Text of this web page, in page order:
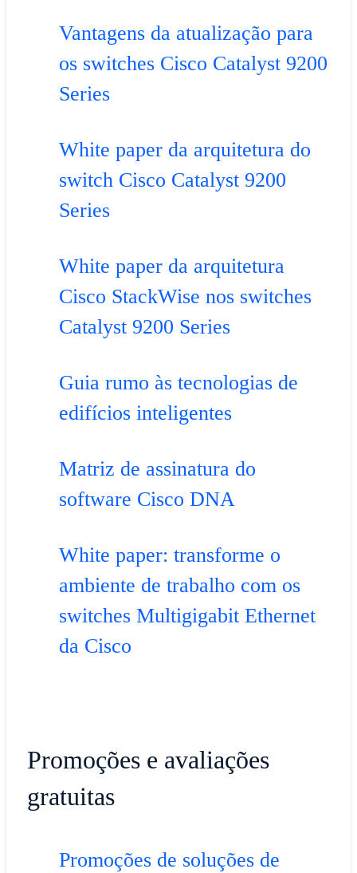
Vantagens da atualização para
os switches Cisco Catalyst 9200
Series
White paper da arquitetura do
switch Cisco Catalyst 9200
Series
White paper da arquitetura
Cisco StackWise nos switches
Catalyst 9200 Series
Guia rumo às tecnologias de
edifícios inteligentes
Matriz de assinatura do
software Cisco DNA
White paper: transforme o
ambiente de trabalho com os
switches Multigigabit Ethernet
da Cisco
Promoções e avaliações
gratuitas
Promoções de soluções de